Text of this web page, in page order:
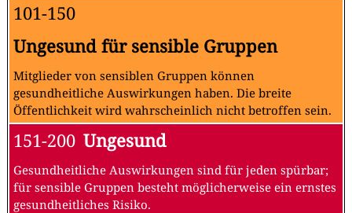
101-150
Ungesund für sensible Gruppen
Mitglieder von sensiblen Gruppen können
gesundheitliche Auswirkungen haben. Die breite
Öffentlichkeit wird wahrscheinlich nicht betroffen sein.
151-200 Ungesund
Gesundheitliche Auswirkungen sind für jeden spürbar;
für sensible Gruppen besteht möglicherweise ein ernstes
gesundheitliches Risiko.